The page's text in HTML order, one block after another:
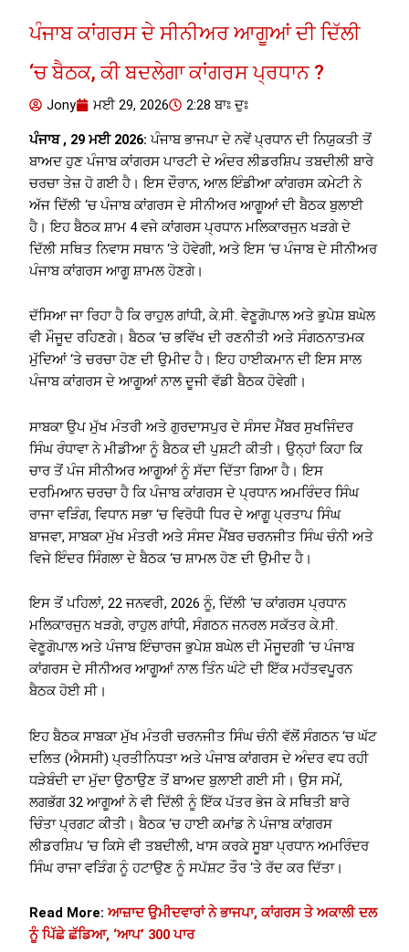
ਪੰਜਾਬ ਕਾਂਗਰਸ ਦੇ ਸੀਨੀਅਰ ਆਗੂਆਂ ਦੀ ਦਿੱਲੀ
‘ਚ ਬੈਠਕ, ਕੀ ਬਦਲੇਗਾ ਕਾਂਗਰਸ ਪ੍ਰਧਾਨ ?
Jony ਮਈ 29, 2026 2:28 ਬਾਃ ਦੁਃ
ਪੰਜਾਬ , 29 ਮਈ 2026: ਪੰਜਾਬ ਭਾਜਪਾ ਦੇ ਨਵੇਂ ਪ੍ਰਧਾਨ ਦੀ ਨਿਯੁਕਤੀ ਤੋਂ
ਬਾਅਦ ਹੁਣ ਪੰਜਾਬ ਕਾਂਗਰਸ ਪਾਰਟੀ ਦੇ ਅੰਦਰ ਲੀਡਰਸ਼ਿਪ ਤਬਦੀਲੀ ਬਾਰੇ
ਚਰਚਾ ਤੇਜ਼ ਹੋ ਗਈ ਹੈ। ਇਸ ਦੌਰਾਨ, ਆਲ ਇੰਡੀਆ ਕਾਂਗਰਸ ਕਮੇਟੀ ਨੇ
ਅੱਜ ਦਿੱਲੀ ‘ਚ ਪੰਜਾਬ ਕਾਂਗਰਸ ਦੇ ਸੀਨੀਅਰ ਆਗੂਆਂ ਦੀ ਬੈਠਕ ਬੁਲਾਈ
ਹੈ। ਇਹ ਬੈਠਕ ਸ਼ਾਮ 4 ਵਜੇ ਕਾਂਗਰਸ ਪ੍ਰਧਾਨ ਮਲਿਕਾਰਜੁਨ ਖੜਗੇ ਦੇ
ਦਿੱਲੀ ਸਥਿਤ ਨਿਵਾਸ ਸਥਾਨ ‘ਤੇ ਹੋਵੇਗੀ, ਅਤੇ ਇਸ ‘ਚ ਪੰਜਾਬ ਦੇ ਸੀਨੀਅਰ
ਪੰਜਾਬ ਕਾਂਗਰਸ ਆਗੂ ਸ਼ਾਮਲ ਹੋਣਗੇ।
ਦੱਸਿਆ ਜਾ ਰਿਹਾ ਹੈ ਕਿ ਰਾਹੁਲ ਗਾਂਧੀ, ਕੇ.ਸੀ. ਵੇਣੂਗੋਪਾਲ ਅਤੇ ਭੁਪੇਸ਼ ਬਘੇਲ
ਵੀ ਮੌਜੂਦ ਰਹਿਣਗੇ। ਬੈਠਕ ‘ਚ ਭਵਿੱਖ ਦੀ ਰਣਨੀਤੀ ਅਤੇ ਸੰਗਠਨਾਤਮਕ
ਮੁੱਦਿਆਂ ‘ਤੇ ਚਰਚਾ ਹੋਣ ਦੀ ਉਮੀਦ ਹੈ। ਇਹ ਹਾਈਕਮਾਨ ਦੀ ਇਸ ਸਾਲ
ਪੰਜਾਬ ਕਾਂਗਰਸ ਦੇ ਆਗੂਆਂ ਨਾਲ ਦੂਜੀ ਵੱਡੀ ਬੈਠਕ ਹੋਵੇਗੀ।
ਸਾਬਕਾ ਉਪ ਮੁੱਖ ਮੰਤਰੀ ਅਤੇ ਗੁਰਦਾਸਪੁਰ ਦੇ ਸੰਸਦ ਮੈਂਬਰ ਸੁਖਜਿੰਦਰ
ਸਿੰਘ ਰੰਧਾਵਾ ਨੇ ਮੀਡੀਆ ਨੂੰ ਬੈਠਕ ਦੀ ਪੁਸ਼ਟੀ ਕੀਤੀ। ਉਨ੍ਹਾਂ ਕਿਹਾ ਕਿ
ਚਾਰ ਤੋਂ ਪੰਜ ਸੀਨੀਅਰ ਆਗੂਆਂ ਨੂੰ ਸੱਦਾ ਦਿੱਤਾ ਗਿਆ ਹੈ। ਇਸ
ਦਰਮਿਆਨ ਚਰਚਾ ਹੈ ਕਿ ਪੰਜਾਬ ਕਾਂਗਰਸ ਦੇ ਪ੍ਰਧਾਨ ਅਮਰਿੰਦਰ ਸਿੰਘ
ਰਾਜਾ ਵੜਿੰਗ, ਵਿਧਾਨ ਸਭਾ ‘ਚ ਵਿਰੋਧੀ ਧਿਰ ਦੇ ਆਗੂ ਪ੍ਰਤਾਪ ਸਿੰਘ
ਬਾਜਵਾ, ਸਾਬਕਾ ਮੁੱਖ ਮੰਤਰੀ ਅਤੇ ਸੰਸਦ ਮੈਂਬਰ ਚਰਨਜੀਤ ਸਿੰਘ ਚੰਨੀ ਅਤੇ
ਵਿਜੇ ਇੰਦਰ ਸਿੰਗਲਾ ਦੇ ਬੈਠਕ ‘ਚ ਸ਼ਾਮਲ ਹੋਣ ਦੀ ਉਮੀਦ ਹੈ।
ਇਸ ਤੋਂ ਪਹਿਲਾਂ, 22 ਜਨਵਰੀ, 2026 ਨੂੰ, ਦਿੱਲੀ ‘ਚ ਕਾਂਗਰਸ ਪ੍ਰਧਾਨ
ਮਲਿਕਾਰਜੁਨ ਖੜਗੇ, ਰਾਹੁਲ ਗਾਂਧੀ, ਸੰਗਠਨ ਜਨਰਲ ਸਕੱਤਰ ਕੇ.ਸੀ.
ਵੇਣੂਗੋਪਾਲ ਅਤੇ ਪੰਜਾਬ ਇੰਚਾਰਜ ਭੁਪੇਸ਼ ਬਘੇਲ ਦੀ ਮੌਜੂਦਗੀ ‘ਚ ਪੰਜਾਬ
ਕਾਂਗਰਸ ਦੇ ਸੀਨੀਅਰ ਆਗੂਆਂ ਨਾਲ ਤਿੰਨ ਘੰਟੇ ਦੀ ਇੱਕ ਮਹੱਤਵਪੂਰਨ
ਬੈਠਕ ਹੋਈ ਸੀ।
ਇਹ ਬੈਠਕ ਸਾਬਕਾ ਮੁੱਖ ਮੰਤਰੀ ਚਰਨਜੀਤ ਸਿੰਘ ਚੰਨੀ ਵੱਲੋਂ ਸੰਗਠਨ ‘ਚ ਘੱਟ
ਦਲਿਤ (ਐਸਸੀ) ਪ੍ਰਤੀਨਿਧਤਾ ਅਤੇ ਪੰਜਾਬ ਕਾਂਗਰਸ ਦੇ ਅੰਦਰ ਵਧ ਰਹੀ
ਧੜੇਬੰਦੀ ਦਾ ਮੁੱਦਾ ਉਠਾਉਣ ਤੋਂ ਬਾਅਦ ਬੁਲਾਈ ਗਈ ਸੀ। ਉਸ ਸਮੇਂ,
ਲਗਭੱਗ 32 ਆਗੂਆਂ ਨੇ ਵੀ ਦਿੱਲੀ ਨੂੰ ਇੱਕ ਪੱਤਰ ਭੇਜ ਕੇ ਸਥਿਤੀ ਬਾਰੇ
ਚਿੰਤਾ ਪ੍ਰਗਟ ਕੀਤੀ। ਬੈਠਕ ‘ਚ ਹਾਈ ਕਮਾਂਡ ਨੇ ਪੰਜਾਬ ਕਾਂਗਰਸ
ਲੀਡਰਸ਼ਿਪ ‘ਚ ਕਿਸੇ ਵੀ ਤਬਦੀਲੀ, ਖਾਸ ਕਰਕੇ ਸੂਬਾ ਪ੍ਰਧਾਨ ਅਮਰਿੰਦਰ
ਸਿੰਘ ਰਾਜਾ ਵੜਿੰਗ ਨੂੰ ਹਟਾਉਣ ਨੂੰ ਸਪੱਸ਼ਟ ਤੌਰ ‘ਤੇ ਰੱਦ ਕਰ ਦਿੱਤਾ।
Read More:ਆਜ਼ਾਦ ਉਮੀਦਵਾਰਾਂ ਨੇ ਭਾਜਪਾ, ਕਾਂਗਰਸ ਤੇ ਅਕਾਲੀ ਦਲ
ਨੂੰ ਪਿੱਛੇ ਛੱਡਿਆ, ‘ਆਪ’ 300 ਪਾਰ